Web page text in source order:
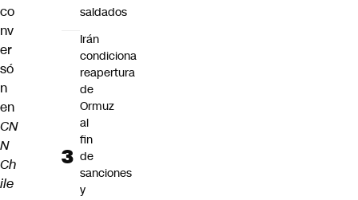
co
nv
er
só
n
en
CN
N
Ch
ile
saldados
Irán
condiciona
reapertura
de
Ormuz
al
fin
de
sanciones
y